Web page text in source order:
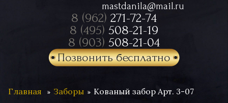
mastdanila@mail.ru
8 (962) 271-72-74
8 (495) 508-21-19
8 (903) 508-21-04
Позвонить бесплатно
Главная Заборы Кованый забор Арт. 3-07